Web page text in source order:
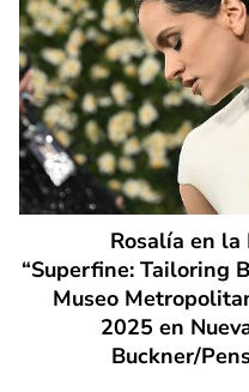
Rosalía en
“Superfine: Tailoring
Museo
2025 en
Buckner/